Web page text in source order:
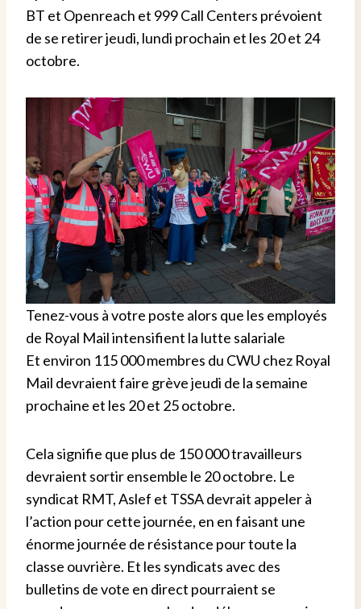
BT et Openreach et 999 Call Centers prévoient
de se retirer jeudi, lundi prochain et les 20 et 24
octobre.
Tenez-vous à votre poste alors que les employés
de Royal Mail intensifient la lutte salariale
Et environ 115 000 membres du CWU chez Royal
Mail devraient faire grève jeudi de la semaine
prochaine et les 20 et 25 octobre.
Cela signifie que plus de 150 000 travailleurs
devraient sortir ensemble le 20 octobre. Le
syndicat RMT, Aslef et TSSA devrait appeler à
l’action pour cette journée, en en faisant une
énorme journée de résistance pour toute la
classe ouvrière. Et les syndicats avec des
bulletins de vote en direct pourraient se